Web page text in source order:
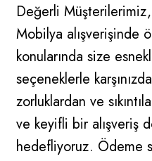
Değerli Müşterilerimiz,
Mobilya alışverişinde
konularında size
seçeneklerle
zorluklardan ve
ve keyifli bir alışveriş
hedefliyoruz. Ödeme